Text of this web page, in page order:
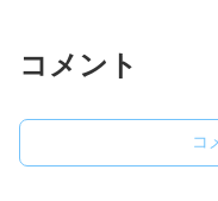
コメント
コ